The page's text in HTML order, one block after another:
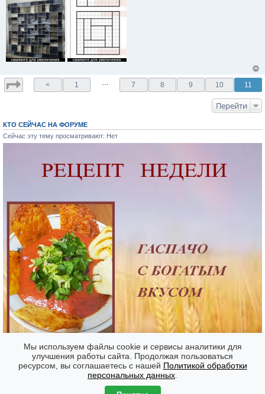
< 1 … 7 8 9 10 11
Перейти
КТО СЕЙЧАС НА ФОРУМЕ
Сейчас эту тему просматривают: Нет
Часовой пояс: GMT + 7
Мы используем файлы cookie и сервисы аналитики для
улучшения работы сайта. Продолжая пользоваться
ресурсом, вы соглашаетесь с нашей Политикой обработки
персональных данных